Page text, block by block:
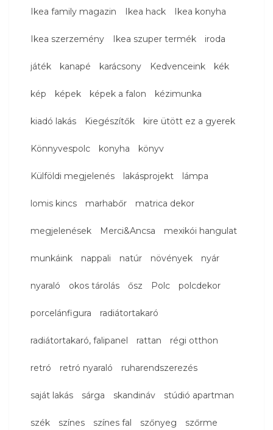
Ikea family magazin Ikea hack Ikea konyha
Ikea szerzemény Ikea szuper termék iroda
játék kanapé karácsony Kedvenceink kék
kép képek képek a falon kézimunka
kiadó lakás Kiegészítők kire ütött ez a gyerek
Könnyvespolc konyha könyv
Külföldi megjelenés lakásprojekt lámpa
lomis kincs marhabőr matrica dekor
megjelenések Merci&Ancsa mexikói hangulat
munkáink nappali natúr növények nyár
nyaraló okos tárolás ősz Polc polcdekor
porcelánfigura radiátortakaró
radiátortakaró, falipanel rattan régi otthon
retró retró nyaraló ruharendszerezés
saját lakás sárga skandináv stúdió apartman
szék színes színes fal szőnyeg szőrme